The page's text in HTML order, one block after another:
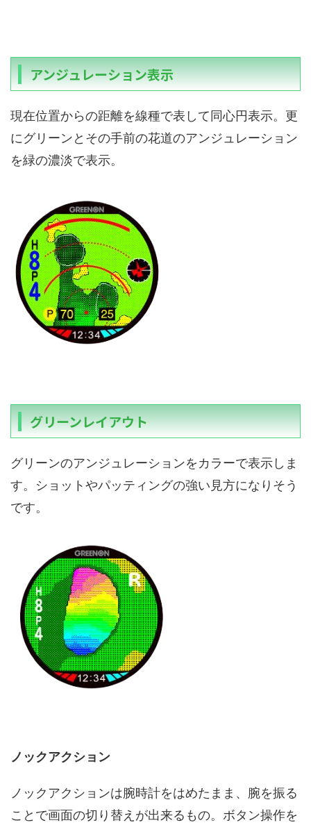
アンジュレーション表示
現在位置からの距離を線種で表して同心円表示。更
にグリーンとその手前の花道のアンジュレーション
を緑の濃淡で表示。
グリーンレイアウト
グリーンのアンジュレーションをカラーで表示しま
す。ショットやパッティングの強い見方になりそう
です。
ノックアクション
ノックアクションは腕時計をはめたまま、腕を振る
ことで画面の切り替えが出来るもの。ボタン操作を